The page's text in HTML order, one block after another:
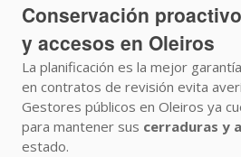
Conservación
y accesos en Oleiros
La planificación es la mejor
en contratos de revisión evita
Gestores públicos en Oleiros ya
para mantener sus cerraduras y
estado.